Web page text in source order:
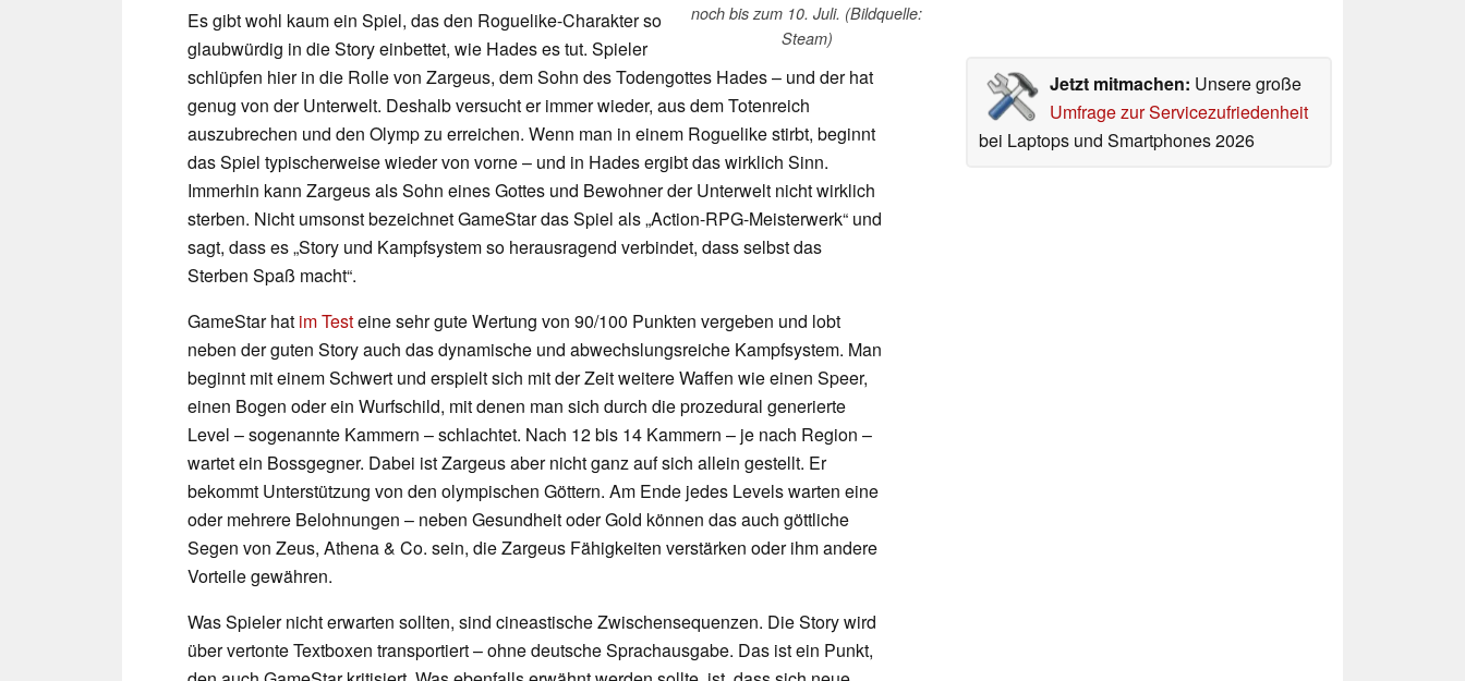
noch bis zum 10. Juli. (Bildquelle:
Steam)
Jetzt mitmachen: Unsere große
Umfrage zur Servicezufriedenheit
bei Laptops und Smartphones 2026
Es gibt wohl kaum ein Spiel, das den Roguelike-Charakter so
glaubwürdig in die Story einbettet, wie Hades es tut. Spieler
schlüpfen hier in die Rolle von Zargeus, dem Sohn des Todengottes Hades – und der hat
genug von der Unterwelt. Deshalb versucht er immer wieder, aus dem Totenreich
auszubrechen und den Olymp zu erreichen. Wenn man in einem Roguelike stirbt, beginnt
das Spiel typischerweise wieder von vorne – und in Hades ergibt das wirklich Sinn.
Immerhin kann Zargeus als Sohn eines Gottes und Bewohner der Unterwelt nicht wirklich
sterben. Nicht umsonst bezeichnet GameStar das Spiel als „Action-RPG-Meisterwerk“ und
sagt, dass es „Story und Kampfsystem so herausragend verbindet, dass selbst das
Sterben Spaß macht“.
GameStar hat im Testeine sehr gute Wertung von 90/100 Punkten vergeben und lobt
neben der guten Story auch das dynamische und abwechslungsreiche Kampfsystem. Man
beginnt mit einem Schwert und erspielt sich mit der Zeit weitere Waffen wie einen Speer,
einen Bogen oder ein Wurfschild, mit denen man sich durch die prozedural generierte
Level – sogenannte Kammern – schlachtet. Nach 12 bis 14 Kammern – je nach Region –
wartet ein Bossgegner. Dabei ist Zargeus aber nicht ganz auf sich allein gestellt. Er
bekommt Unterstützung von den olympischen Göttern. Am Ende jedes Levels warten eine
oder mehrere Belohnungen – neben Gesundheit oder Gold können das auch göttliche
Segen von Zeus, Athena & Co. sein, die Zargeus Fähigkeiten verstärken oder ihm andere
Vorteile gewähren.
Was Spieler nicht erwarten sollten, sind cineastische Zwischensequenzen. Die Story wird
über vertonte Textboxen transportiert – ohne deutsche Sprachausgabe. Das ist ein Punkt,